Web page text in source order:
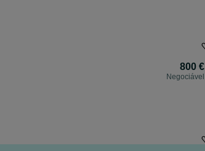
800 €
Negociável